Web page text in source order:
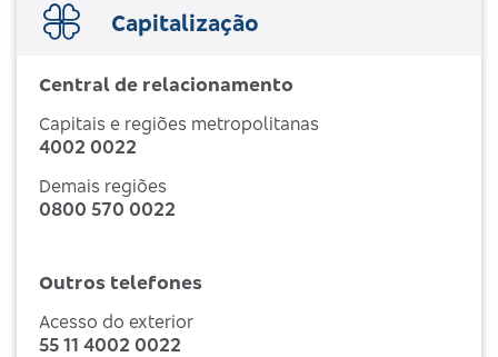
Capitalização
Central de relacionamento
Capitais e regiões metropolitanas
4002 0022
Demais regiões
0800 570 0022
Outros telefones
Acesso do exterior
55 11 4002 0022